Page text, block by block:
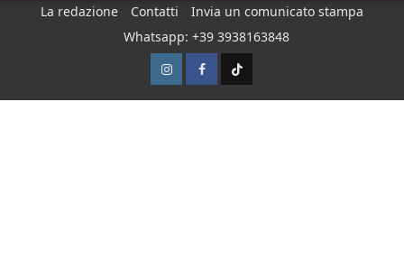
La redazione Contatti
Invia un comunicato stampa
Whatsapp: +39 3938163848
InstagramFacebook
TikTok